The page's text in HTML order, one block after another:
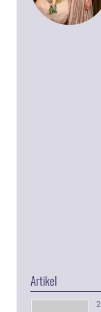
Artikel